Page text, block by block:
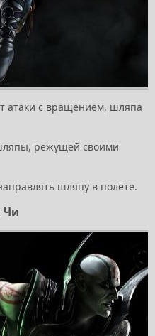
атаки с вращением, шляпа
режущей своими
шляпу в полёте.
Чи